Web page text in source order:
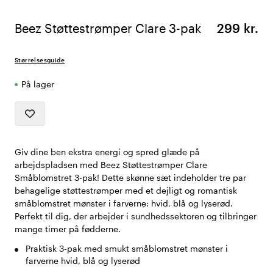
Beez Støttestrømper Clare 3-pak 299 kr.
Størrelsesguide
På lager
Giv dine ben ekstra energi og spred glæde på
arbejdspladsen med Beez Støttestrømper Clare
Småblomstret 3-pak! Dette skønne sæt indeholder tre par
behagelige støttestrømper med et dejligt og romantisk
småblomstret mønster i farverne: hvid, blå og lyserød.
Perfekt til dig, der arbejder i sundhedssektoren og tilbringer
mange timer på fødderne.
Praktisk 3-pak med smukt småblomstret mønster i
farverne hvid, blå og lyserød